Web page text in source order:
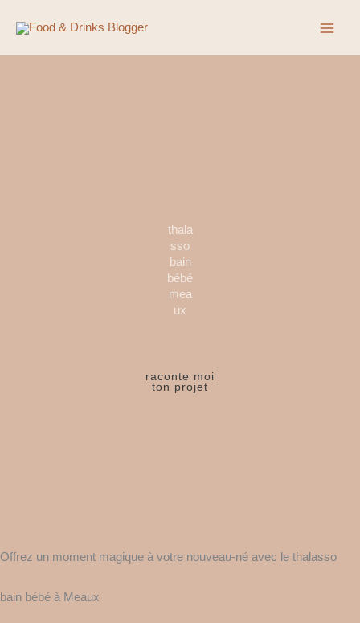
contenu
thala
sso
bain
bébé
mea
ux
raconte moi
ton projet
Offrez un moment magique à votre nouveau-né avec le thalasso
bain bébé à Meaux